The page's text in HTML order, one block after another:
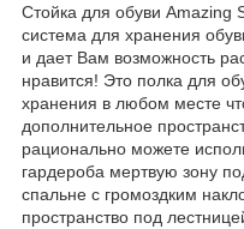
Стойка для обуви Amazing
система для хранения
и дает Вам возможность
нравится! Это полка для
хранения в любом месте
дополнительное
рационально можете
гардероба мертвую зону
спальне с громоздким
пространство под